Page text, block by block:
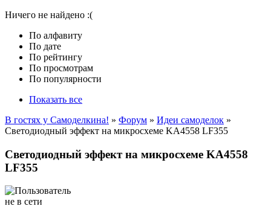
Ничего не найдено :(
По алфавиту
По дате
По рейтингу
По просмотрам
По популярности
Показать все
В гостях у Самоделкина! » Форум » Идеи самоделок »
Светодиодный эффект на микросхеме KA4558 LF355
Светодиодный эффект на микросхеме KA4558
LF355